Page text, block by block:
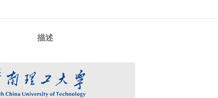
描述